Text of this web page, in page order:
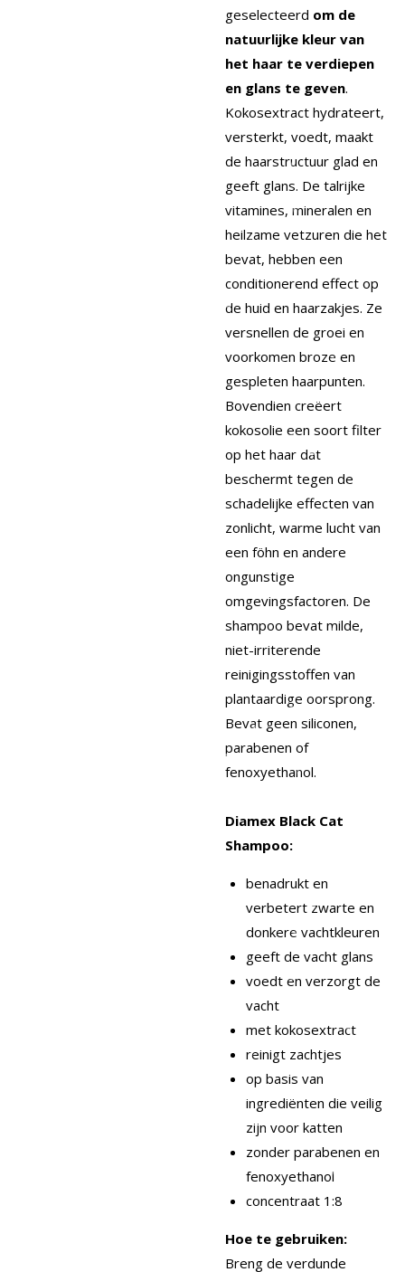
geselecteerd om de
natuurlijke kleur van
het haar te verdiepen
en glans te geven.
Kokosextract hydrateert,
versterkt, voedt, maakt
de haarstructuur glad en
geeft glans. De talrijke
vitamines, mineralen en
heilzame vetzuren die het
bevat, hebben een
conditionerend effect op
de huid en haarzakjes. Ze
versnellen de groei en
voorkomen broze en
gespleten haarpunten.
Bovendien creëert
kokosolie een soort filter
op het haar dat
beschermt tegen de
schadelijke effecten van
zonlicht, warme lucht van
een föhn en andere
ongunstige
omgevingsfactoren. De
shampoo bevat milde,
niet-irriterende
reinigingsstoffen van
plantaardige oorsprong.
Bevat geen siliconen,
parabenen of
fenoxyethanol.
Diamex Black Cat
Shampoo:
benadrukt en
verbetert zwarte en
donkere vachtkleuren
geeft de vacht glans
voedt en verzorgt de
vacht
met kokosextract
reinigt zachtjes
op basis van
ingrediënten die veilig
zijn voor katten
zonder parabenen en
fenoxyethanol
concentraat 1:8
Hoe te gebruiken:
Breng de verdunde